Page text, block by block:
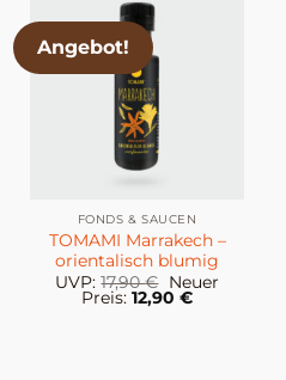
Angebot!
FONDS & SAUCEN
TOMAMI Marrakech –
orientalisch blumig
UVP: 17,90€ Ursprünglicher
Preis
Neuer
Preis: 12,90 €Aktueller